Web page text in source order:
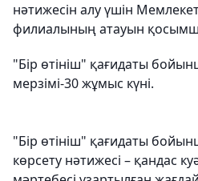
нәтижесін алу үшін
филиалының атауын
"Бір өтініш" қағидаты
мерзімі-30 жұмыс күні.
"Бір өтініш" қағидаты
көрсету нәтижесі – қандас